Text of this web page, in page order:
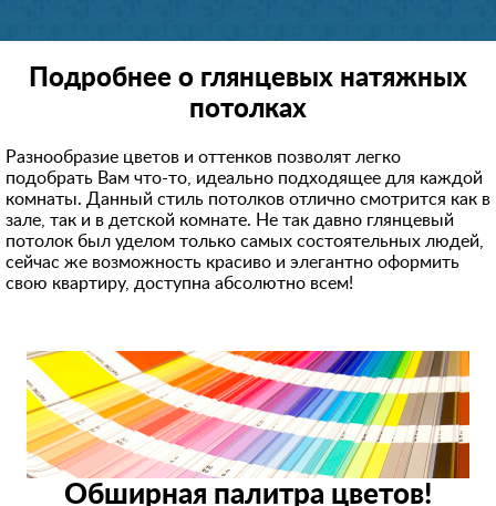
Подробнее о глянцевых натяжных
потолках
Разнообразие цветов и оттенков позволят легко
подобрать Вам что-то, идеально подходящее для каждой
комнаты. Данный стиль потолков отлично смотрится как в
зале, так и в детской комнате. Не так давно глянцевый
потолок был уделом только самых состоятельных людей,
сейчас же возможность красиво и элегантно оформить
свою квартиру, доступна абсолютно всем!
Обширная палитра цветов!